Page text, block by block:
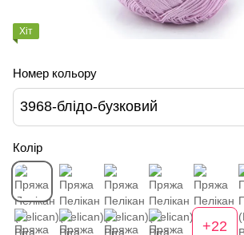
Хіт
Номер кольору
3968-блідо-бузковий
Колір
+22